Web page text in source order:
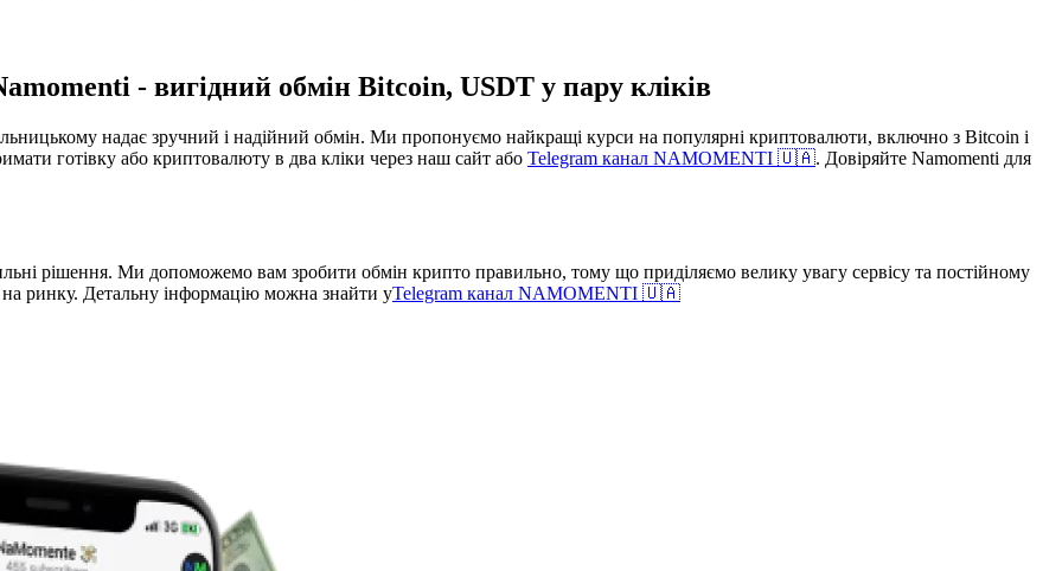
- вигідний обмін Bitcoin, USDT у пару кліків
надає зручний і надійний обмін. Ми пропонуємо найкращі курси на популярні криптовалюти, включно з Bitcoin і
готівку або криптовалюту в два кліки через наш сайт або Telegram канал NAMOMENTI 🇺🇦. Довіряйте Namomenti для
рішення. Ми допоможемо вам зробити обмін крипто правильно, тому що приділяємо велику увагу сервісу та постійному
ринку. Детальну інформацію можна знайти уTelegram канал NAMOMENTI 🇺🇦